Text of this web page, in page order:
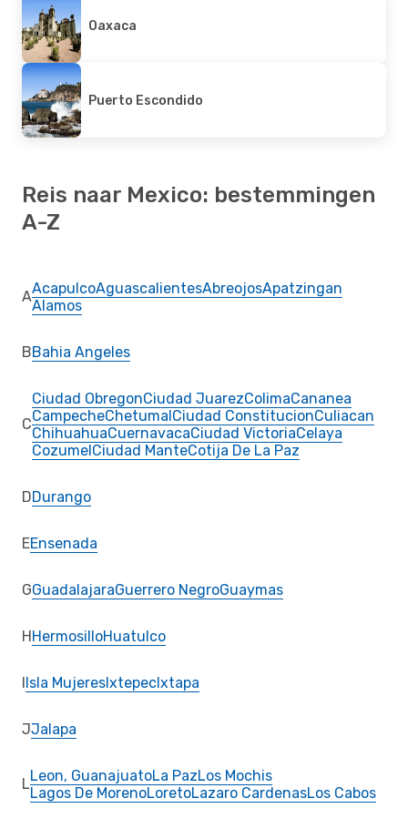
Oaxaca
Puerto Escondido
Reis naar Mexico: bestemmingen
A-Z
AAcapulcoAguascalientesAbreojosApatzingan
Alamos
BBahia Angeles
C
Ciudad ObregonCiudad JuarezColimaCananea
CampecheChetumalCiudad ConstitucionCuliacan
ChihuahuaCuernavacaCiudad VictoriaCelaya
CozumelCiudad ManteCotija De La Paz
DDurango
EEnsenada
GGuadalajaraGuerrero NegroGuaymas
HHermosilloHuatulco
IIsla MujeresIxtepecIxtapa
JJalapa
LLeon, GuanajuatoLa PazLos Mochis
Lagos De MorenoLoretoLazaro CardenasLos Cabos